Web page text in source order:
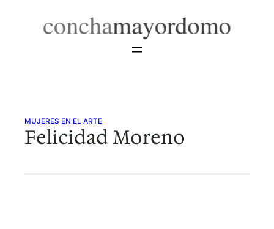
MUJERES EN EL ARTE
Felicidad Moreno